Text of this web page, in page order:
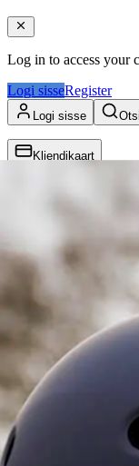
Log in to access your
Logi sisseRegister
Logi sisse
Kliendikaart